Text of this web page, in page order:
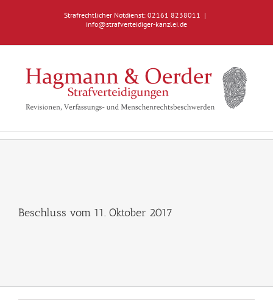
Strafrechtlicher Notdienst: 02161 8238011 |
info@strafverteidiger-kanzlei.de
Beschluss vom 11. Oktober 2017